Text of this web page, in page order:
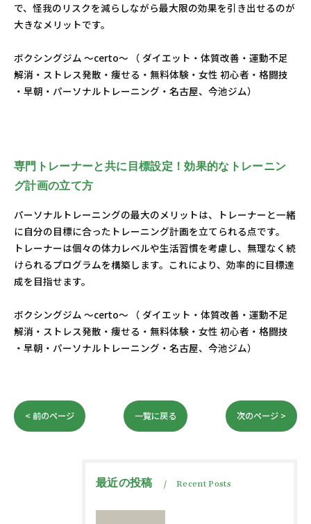
で、怪我のリスクを減らしながら最大限の効果を引き出せるのが
大きなメリットです。
ボクシングジム ～certo～ （ ダイエット・体質改善・運動不足
解消・ストレス発散・痩せる・無料体験・女性 初心者・格闘技
・早朝・パーソナルトレーニング・名古屋、今池ジム）
専門トレーナーと共に目標設定！効果的なトレーニン
グ計画の立て方
パーソナルトレーニングの最大のメリットは、トレーナーと一緒
に自分の目標に合ったトレーニング計画を立てられる点です。
トレーナーは個々の体力レベルや生活習慣を考慮し、無理なく続
けられるプログラムを構築します。これにより、効率的に目標達
成を目指せます。
ボクシングジム ～certo～ （ ダイエット・体質改善・運動不足
解消・ストレス発散・痩せる・無料体験・女性 初心者・格闘技
・早朝・パーソナルトレーニング・名古屋、今池ジム）
< 前のページ 一覧に戻る 次のページ >
最近の投稿 Recent Posts